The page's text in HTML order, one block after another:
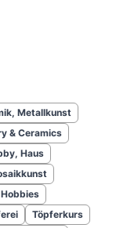
Metallkunst
& Ceramics
Haus
Töpferkurs